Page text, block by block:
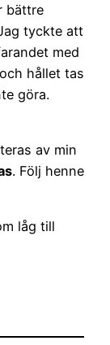
bättre
tyckte att
med
hållet tas
göra.
av min
. Följ henne
låg till